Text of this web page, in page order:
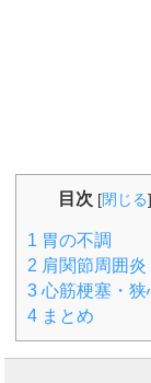
目次 [閉じる]
1 胃の不調
2 肩関節周囲炎
3 心筋梗塞・狭
4 まとめ